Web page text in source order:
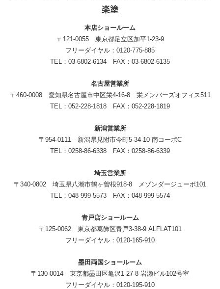
楽塗
本店ショールーム
〒121-0055 東京都足立区加平1-23-9
フリーダイヤル：0120-775-885
TEL：03-6802-6134 FAX：03-6802-6135
名古屋営業所
〒460-0008 愛知県名古屋市中区栄4-16-8 栄メンバーズオフィス511
TEL：052-228-1818 FAX：052-228-1819
新潟営業所
〒954-0111 新潟県見附市今町5-34-10 南コーポC
TEL：0258-86-6338 FAX：0258-86-6339
埼玉営業所
〒340-0802 埼玉県八潮市鶴ヶ曽根918-8 メゾンダージューボ101
TEL：048-999-5573 FAX：048-999-5574
青戸店ショールーム
〒125-0062 東京都葛飾区青戸3-38-9 ALFLAT101
フリーダイヤル：0120-165-910
墨田両国ショールーム
〒130-0014 東京都墨田区亀沢1-27-8 岩瀬ビル102号室
フリーダイヤル：0120-195-910